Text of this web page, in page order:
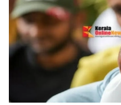
അധ്യാപികക്കെതിരെ